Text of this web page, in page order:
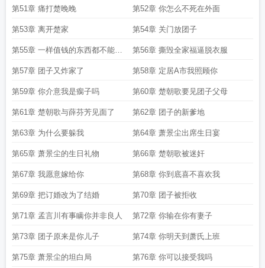
第51章 痛打楚晚晚 第52章 你怎么不死在外面
第53章 离开楚家 第54章 关门放团子
第55章 一样值钱的东西都不能带
走
第56章 撕毁全家福逼脱衣服
第57章 团子又炸家了 第58章 定居A市我照顾你
第59章 你介意我是瘸子吗 第60章 楚朝歌要见团子父母
第61章 楚朝歌与薛芬芳见面了 第62章 团子的新爹地
第63章 为什么要躲我 第64章 萧景尘出席生日宴
第65章 萧景尘的生日礼物 第66章 楚朝歌被迷奸
第67章 我愿意嫁给你 第68章 你到底喜不喜欢我
第69章 把订婚改为了结婚 第70章 团子被拒收
第71章 孟言川有事瞒你并非良人 第72章 你输在你有妻子
第73章 团子原来是你儿子 第74章 你明天到萧氏上班
第75章 萧景尘的坦白局 第76章 你可以接受我吗